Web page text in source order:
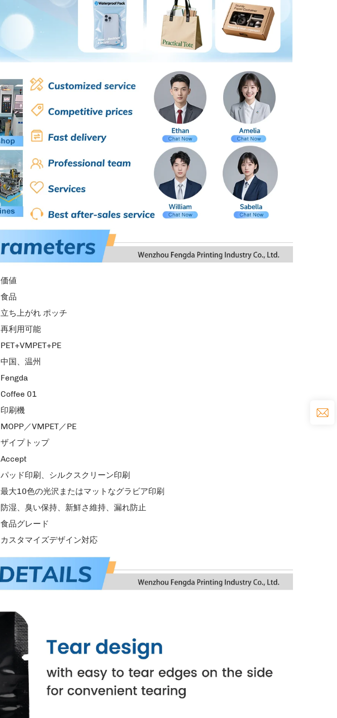
価値
食品
立ち上がれ ポッチ
再利用可能
PET+VMPET+PE
中国、温州
Fengda
Coffee 01
印刷機
MOPP／VMPET／PE
ザイプトップ
Accept
パッド印刷、シルクスクリーン印刷
最大10色の光沢またはマットなグラビア印刷
防湿、臭い保持、新鮮さ維持、漏れ防止
食品グレード
カスタマイズデザイン対応